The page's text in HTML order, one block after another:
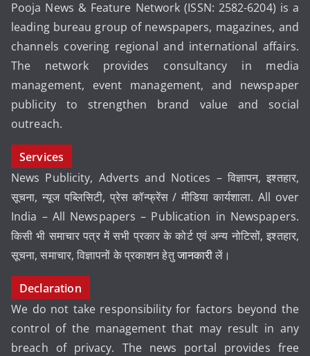
Pooja News & Feature Network (ISSN: 2582-6204) is a
leading bureau group of newspapers, magazines, and
channels covering regional and international affairs.
The network provides consultancy in media
management, event management, and newspaper
publicity to strengthen brand value and social
outreach.
Services
News Publicity, Adverts and Notices – विज्ञापन, इश्तहार,
सूचना, न्यूज पब्लिसिटी, प्रेस कॉन्फ्रेंस / मीडिया कार्यशाला. All over
India – All Newspapers – Publication in Newspapers.
किसी भी समाचार पत्र में सभी प्रकार के कोर्ट एवं अन्य नोटिसों, इश्तहार,
सूचना, समाचार, विज्ञापनों के प्रकाशन हेतुजानकारीलें।
Declaration
We do not take responsibility for factors beyond the
control of the management that may result in any
breach of privacy. The news portal provides free